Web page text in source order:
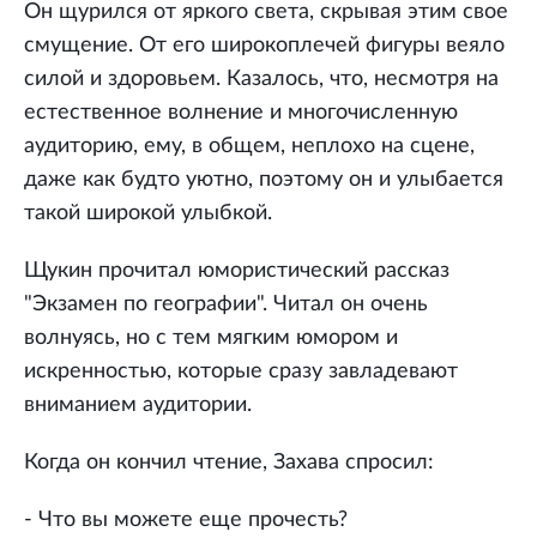
Он щурился от яркого света, скрывая этим свое
смущение. От его широкоплечей фигуры веяло
силой и здоровьем. Казалось, что, несмотря на
естественное волнение и многочисленную
аудиторию, ему, в общем, неплохо на сцене,
даже как будто уютно, поэтому он и улыбается
такой широкой улыбкой.
Щукин прочитал юмористический рассказ
"Экзамен по географии". Читал он очень
волнуясь, но с тем мягким юмором и
искренностью, которые сразу завладевают
вниманием аудитории.
Когда он кончил чтение, Захава спросил:
- Что вы можете еще прочесть?